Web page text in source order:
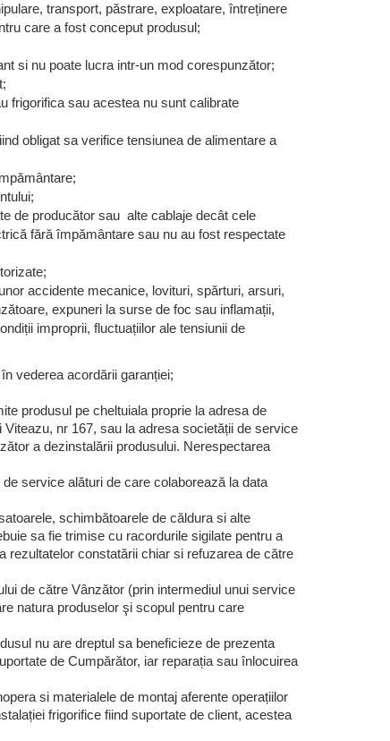
transport, păstrare, exploatare, întreținere
care a fost conceput produsul;
si nu poate lucra intr-un mod corespunzător;
frigorifica sau acestea nu sunt calibrate
obligat sa verifice tensiunea de alimentare a
de producător sau alte cablaje decât cele
fără împământare sau nu au fost respectate
accidente mecanice, lovituri, spărturi, arsuri,
expuneri la surse de foc sau inflamații,
improprii, fluctuațiilor ale tensiunii de
vederea acordării garanției;
produsul pe cheltuiala proprie la adresa de
nr 167, sau la adresa societății de service
a dezinstalării produsului. Nerespectarea
service alături de care colaborează la data
schimbătoarele de căldura si alte
sa fie trimise cu racordurile sigilate pentru a
rezultatelor constatării chiar si refuzarea de către
de către Vânzător (prin intermediul unui service
natura produselor şi scopul pentru care
nu are dreptul sa beneficieze de prezenta
de Cumpărător, iar reparația sau înlocuirea
si materialele de montaj aferente operațiilor
frigorifice fiind suportate de client, acestea